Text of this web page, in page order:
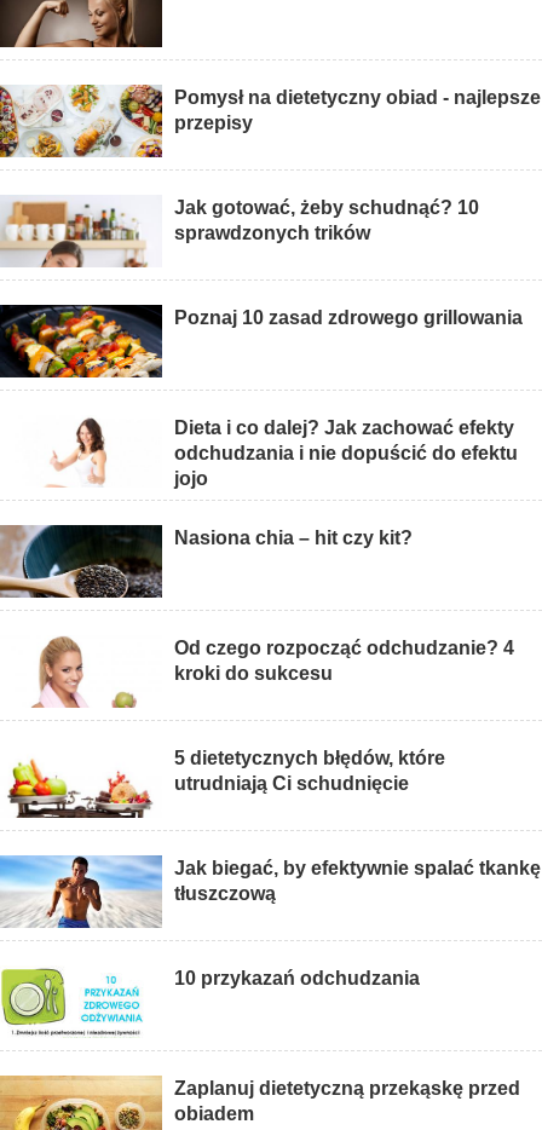
Pomysł na dietetyczny obiad - najlepsze
przepisy
Jak gotować, żeby schudnąć? 10
sprawdzonych trików
Poznaj 10 zasad zdrowego grillowania
Dieta i co dalej? Jak zachować efekty
odchudzania i nie dopuścić do efektu
jojo
Nasiona chia – hit czy kit?
Od czego rozpocząć odchudzanie? 4
kroki do sukcesu
5 dietetycznych błędów, które
utrudniają Ci schudnięcie
Jak biegać, by efektywnie spalać tkankę
tłuszczową
10 przykazań odchudzania
Zaplanuj dietetyczną przekąskę przed
obiadem